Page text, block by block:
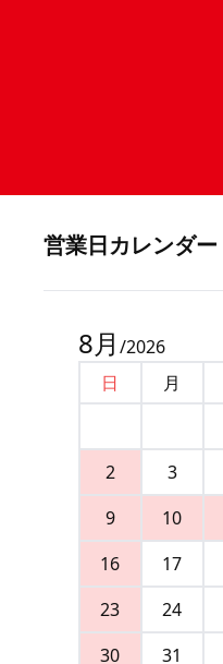
営業⽇カレンダー
8月 /2026
日
月
2
3
9
10
16
17
23
24
30
31